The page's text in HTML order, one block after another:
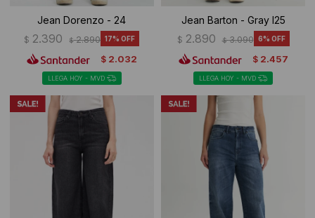
Jean Dorenzo - 24
$ 2.390 $ 2.890 17
$ 2.032
LLEGA HOY - MVD
Jean Barton - Gray I25
$ 2.890 $ 3.090 6
$ 2.457
LLEGA HOY - MVD